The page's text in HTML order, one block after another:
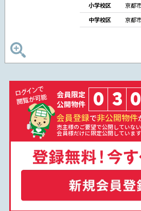
小学校区
京都
中学校区
京都
会員限定
公開物件
0 3 0
会員登録で非公開物件
売主様のご要望で公開していな
会員様だけに限定公開しています